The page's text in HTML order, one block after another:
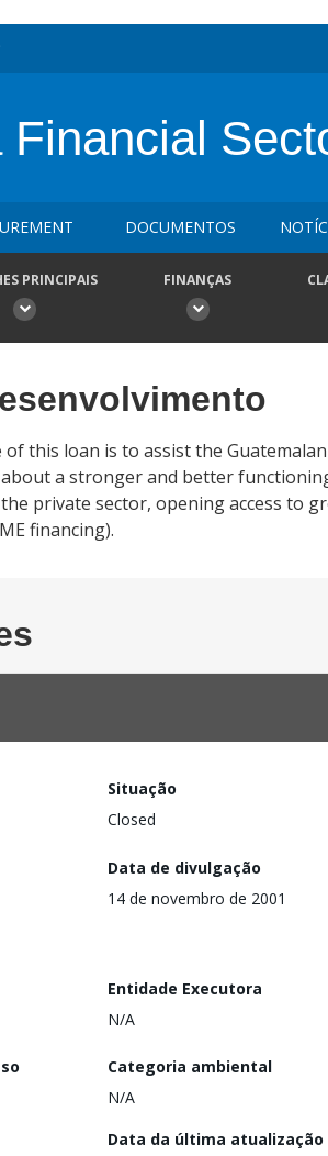
Financial
DOCUMENTOS
PRINCIPAIS FINANÇAS
this loan is to assist the
a stronger and better
private sector, opening access to
financing).
Situação
Closed
Data de divulgação
14 de novembro de 2001
Entidade Executora
N/A
Categoria ambiental
N/A
Data da última atualização